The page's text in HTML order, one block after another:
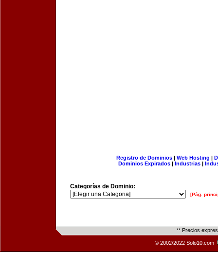
Registro de Dominios| Web Hosting |
Dominios Expirados | Industrias |
Categorías de Dominio:
[Pág.
** Precios
© 2002/2022 Solo10.com